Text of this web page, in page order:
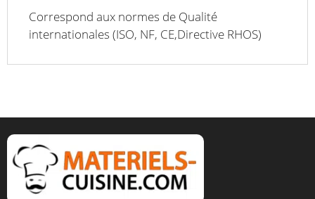
Correspond aux normes de Qualité
internationales (ISO, NF, CE,Directive RHOS)